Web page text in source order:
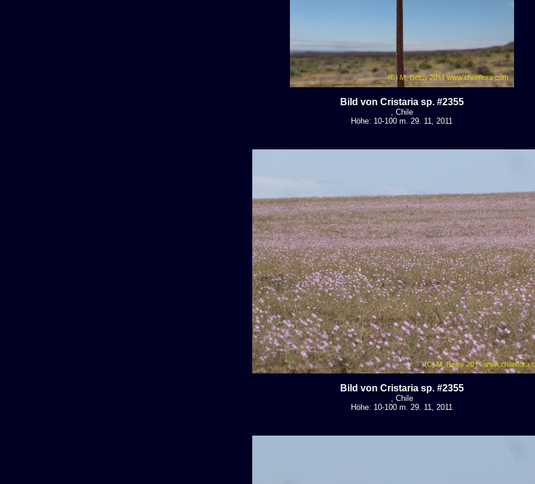
Bild von Cristaria sp. #2355
, Chile
Höhe: 10-100 m. 29. 11, 2011
Bild von Cristaria sp. #2355
, Chile
Höhe: 10-100 m. 29. 11, 2011